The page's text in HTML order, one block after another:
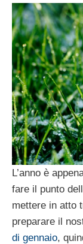
L’anno è
fare il punto
mettere in atto
preparare il
di gennaio,